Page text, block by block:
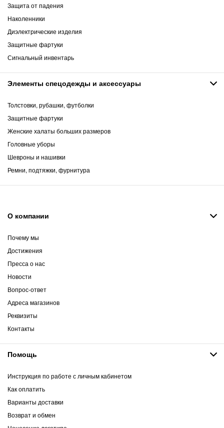
Защита от падения
Наколенники
Диэлектрические изделия
Защитные фартуки
Сигнальный инвентарь
Элементы спецодежды и аксессуары
Толстовки, рубашки, футболки
Защитные фартуки
Женские халаты больших размеров
Головные уборы
Шевроны и нашивки
Ремни, подтяжки, фурнитура
О компании
Почему мы
Достижения
Пресса о нас
Новости
Вопрос-ответ
Адреса магазинов
Реквизиты
Контакты
Помощь
Инструкция по работе с личным кабинетом
Как оплатить
Варианты доставки
Возврат и обмен